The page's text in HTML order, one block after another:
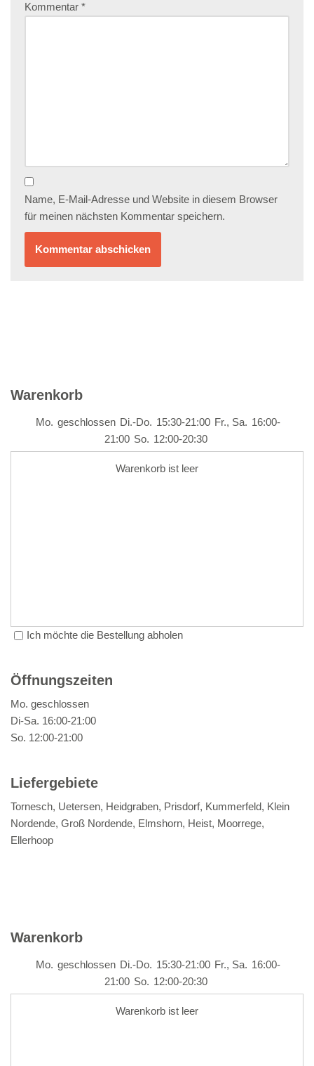
Kommentar *
Name, E-Mail-Adresse und Website in diesem Browser
für meinen nächsten Kommentar speichern.
Warenkorb
Mo. geschlossen Di.-Do. 15:30-21:00 Fr., Sa. 16:00-
21:00 So. 12:00-20:30
Warenkorb ist leer
Ich möchte die Bestellung abholen
Öffnungszeiten
Mo. geschlossen
Di-Sa. 16:00-21:00
So. 12:00-21:00
Liefergebiete
Tornesch, Uetersen, Heidgraben, Prisdorf, Kummerfeld, Klein
Nordende, Groß Nordende, Elmshorn, Heist, Moorrege,
Ellerhoop
Warenkorb
Mo. geschlossen Di.-Do. 15:30-21:00 Fr., Sa. 16:00-
21:00 So. 12:00-20:30
Warenkorb ist leer